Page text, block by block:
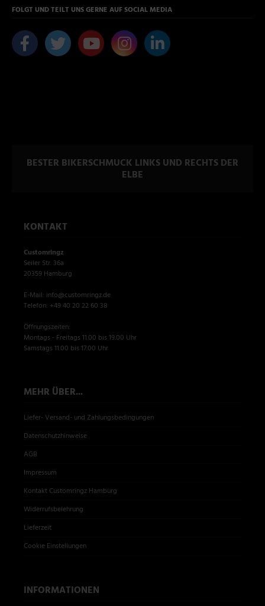
FOLGT UND TEILT UNS GERNE AUF SOCIAL MEDIA
BESTER BIKERSCHMUCK LINKS UND RECHTS DER
ELBE
KONTAKT
Customringz
Seiler Str. 36a
20359 Hamburg
E-Mail: info@customringz.de
Telefon: +49 40 20 22 60 38
Öffnungszeiten:
Montags - Freitags 11.00 bis 19.00 Uhr
Samstags 11.00 bis 17.00 Uhr
MEHR ÜBER...
Liefer- Versand- und Zahlungsbedingungen
Datenschutzhinweise
AGB
Impressum
Kontakt Customringz Hamburg
Widerrufsbelehrung
Lieferzeit
Cookie Einstellungen
INFORMATIONEN